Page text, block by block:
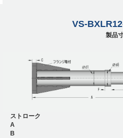
VS-
製品
ストローク
A
B